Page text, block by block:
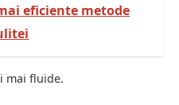
eficiente metode
mai fluide.